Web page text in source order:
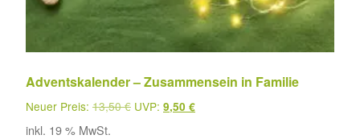
Adventskalender – Zusammensein in Familie
Neuer Preis: 13,50€ UVP: 9,50 €
inkl. 19 % MwSt.